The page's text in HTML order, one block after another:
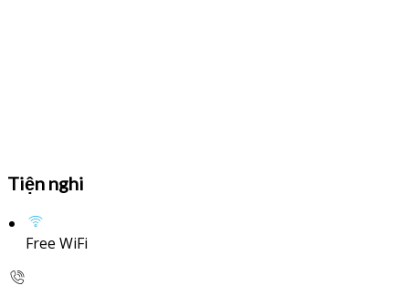
Tiện nghi
Free WiFi